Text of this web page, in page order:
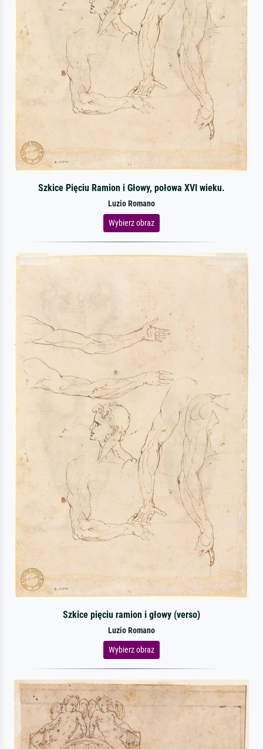
Szkice Pięciu Ramion i Głowy, połowa XVI wieku.
Luzio Romano
Wybierz obraz
Szkice pięciu ramion i głowy (verso)
Luzio Romano
Wybierz obraz